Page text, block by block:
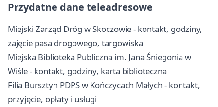
Przydatne dane teleadresowe
Miejski Zarząd Dróg w Skoczowie - kontakt, godziny,
zajęcie pasa drogowego, targowiska
Miejska Biblioteka Publiczna im. Jana Śniegonia w
Wiśle - kontakt, godziny, karta biblioteczna
Filia Bursztyn PDPS w Kończycach Małych - kontakt,
przyjęcie, opłaty i usługi